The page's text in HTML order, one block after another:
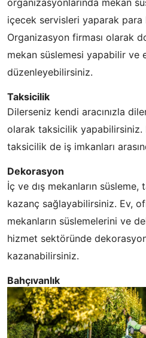
içecek servisleri yaparak para
Organizasyon firması olarak
mekan süslemesi yapabilir ve
düzenleyebilirsiniz.
Taksicilik
Dilerseniz kendi aracınızla
olarak taksicilik
taksicilik de iş imkanları
Dekorasyon
İç ve dış mekanların süsleme,
kazanç sağlayabilirsiniz. Ev,
mekanların süslemelerini ve
hizmet sektöründe
kazanabilirsiniz.
Bahçıvanlık